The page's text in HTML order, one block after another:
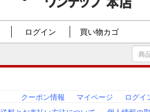
クーポン情報
マイページ ログイ